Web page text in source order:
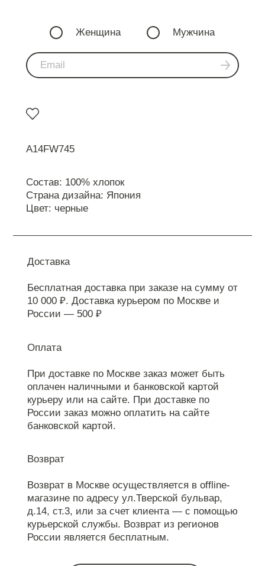
Женщина Мужчина
A14FW745
Состав: 100% хлопок
Страна дизайна: Япония
Цвет: черные
Доставка
Бесплатная доставка при заказе на сумму от
10 000 ₽. Доставка курьером по Москве и
России — 500 ₽
Оплата
При доставке по Москве заказ может быть
оплачен наличными и банковской картой
курьеру или на сайте. При доставке по
России заказ можно оплатить на сайте
банковской картой.
Возврат
Возврат в Москве осуществляется в offline-
магазине по адресу ул.Тверской бульвар,
д.14, ст.3, или за счет клиента — с помощью
курьерской службы. Возврат из регионов
России является бесплатным.